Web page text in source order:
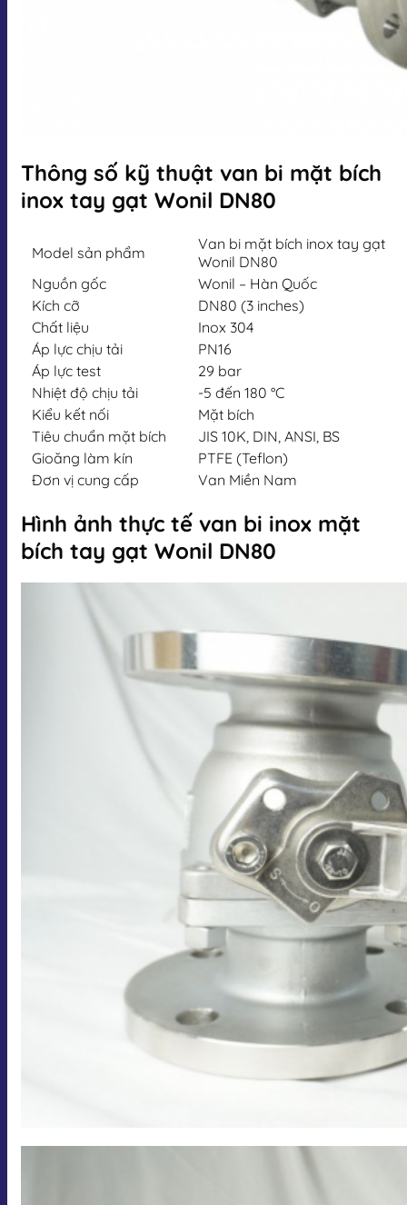
Thông số kỹ thuật van bi mặt bích
inox tay gạt Wonil DN80
Model sản phẩm
Van bi mặt bích inox tay gạt
Wonil DN80
Nguồn gốc
Wonil – Hàn Quốc
Kích cỡ
DN80 (3 inches)
Chất liệu
Inox 304
Áp lực chịu tải
PN16
Áp lực test
29 bar
Nhiệt độ chịu tải
-5 đến 180 °C
Kiểu kết nối
Mặt bích
Tiêu chuẩn mặt bích
JIS 10K, DIN, ANSI, BS
Gioăng làm kín
PTFE (Teflon)
Đơn vị cung cấp
Van Miền Nam
Hình ảnh thực tế van bi inox mặt
bích tay gạt Wonil DN80